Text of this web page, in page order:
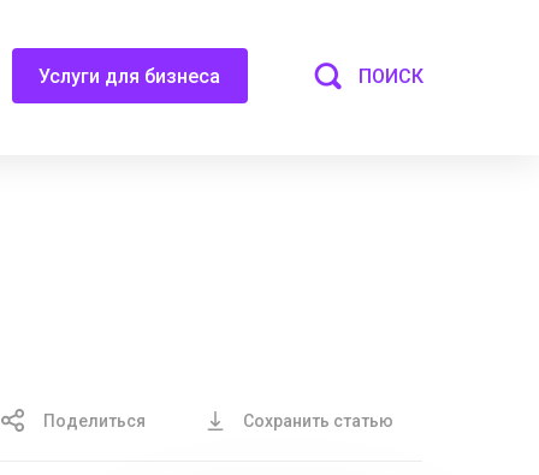
Услуги для бизнеса ПОИСК
Поделиться Сохранить статью